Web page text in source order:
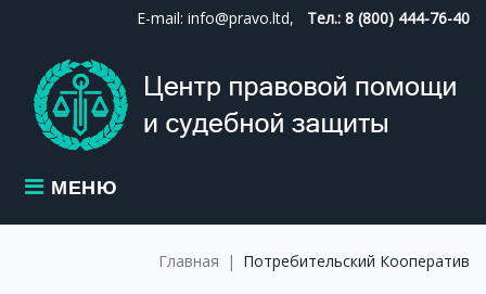
content
E-mail: info@pravo.ltd, Тел.: 8 (800) 444-76-40
МЕНЮ
Главная | Потребительский Кооператив